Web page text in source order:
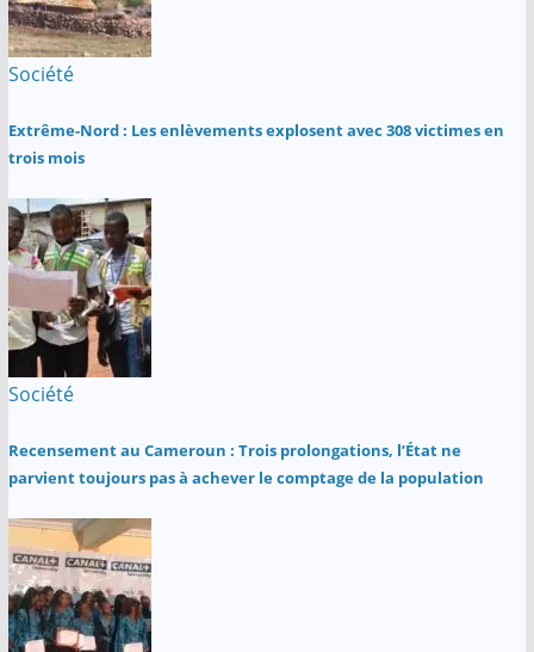
Société
Extrême-Nord : Les enlèvements explosent avec 308 victimes en
trois mois
Société
Recensement au Cameroun : Trois prolongations, l’État ne
parvient toujours pas à achever le comptage de la population